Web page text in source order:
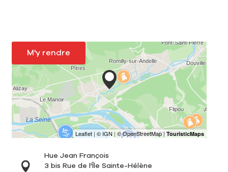
M'y rendre
Hue Jean François
3 bis Rue de l'Île Sainte-Hélène